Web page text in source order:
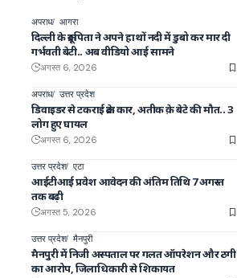
अपराध आगरा
दिल्ली के क्रूर पिता ने अपने हाथों नदी में डुबो कर मार दी
गर्भवती बेटी.. अब वीडियो आई सामने
अगस्त 6, 2026
अपराध उत्तर प्रदेश
डिवाइडर से टकराई क्रेटा कार, अतीक क़े बेटे की मौत.. 3
लोग हुए घायल
अगस्त 6, 2026
उत्तर प्रदेश एटा
आईटीआई प्रवेश आवेदन की अंतिम तिथि 7 अगस्त
तक बढ़ी
अगस्त 5, 2026
उत्तर प्रदेश मैनपुरी
मैनपुरी में निजी अस्पताल पर गलत ऑपरेशन और ठगी
का आरोप, जिलाधिकारी से शिकायत